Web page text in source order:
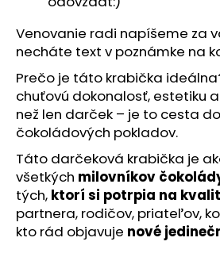
Venovanie radi napíšeme za
necháte text v poznámke na
Prečo je táto krabička
chuťovú dokonalosť, estetiku
než len darček – je to cesta
čokoládových pokladov.
Táto darčeková krabička je
všetkých milovníkov
tých, ktorí si potrpia na
partnera, rodičov, priateľov,
kto rád objavuje nové